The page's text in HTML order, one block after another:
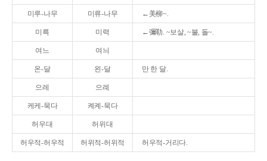
미루-나무 미류-나무 ←美柳~.
미륵 미력 ←彌勒. ~보살, ~불, 돌~.
여느 여늬
온-달 왼-달 만 한 달.
으레 으례
케케-묵다 켸켸-묵다
허우대 허위대
허우적-허우적 허위적-허위적 허우적-거리다.